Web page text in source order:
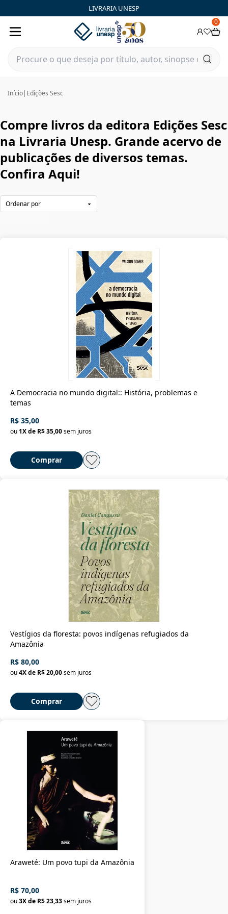
LIVRARIA UNESP
0
Início| Edições Sesc
Compre livros da editora Edições Sesc
na Livraria Unesp. Grande acervo de
publicações de diversos temas.
Confira Aqui!
A Democracia no mundo digital:: História, problemas e
temas
R$ 35,00
ou1X de R$ 35,00sem juros
Comprar
Vestígios da floresta: povos indígenas refugiados da
Amazônia
R$ 80,00
ou4X de R$ 20,00sem juros
Comprar
Araweté: Um povo tupi da Amazônia
R$ 70,00
ou3X de R$ 23,33sem juros
Edições Sesc|Livraria Unesp | FastStore PLP